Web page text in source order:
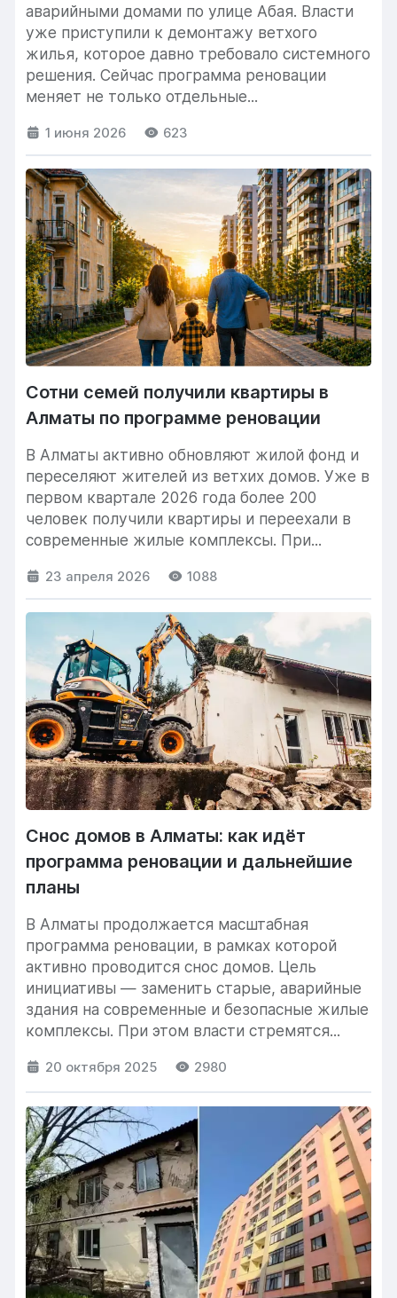
аварийными домами по улице Абая. Власти
уже приступили к демонтажу ветхого
жилья, которое давно требовало системного
решения. Сейчас программа реновации
меняет не только отдельные...
1 июня 2026 623
Сотни семей получили квартиры в
Алматы по программе реновации
В Алматы активно обновляют жилой фонд и
переселяют жителей из ветхих домов. Уже в
первом квартале 2026 года более 200
человек получили квартиры и переехали в
современные жилые комплексы. При...
23 апреля 2026 1088
Снос домов в Алматы: как идёт
программа реновации и дальнейшие
планы
В Алматы продолжается масштабная
программа реновации, в рамках которой
активно проводится снос домов. Цель
инициативы — заменить старые, аварийные
здания на современные и безопасные жилые
комплексы. При этом власти стремятся...
20 октября 2025 2980